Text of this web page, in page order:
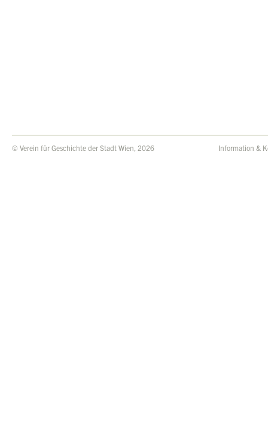
© Verein für Geschichte der Stadt Wien, 2026 Information &